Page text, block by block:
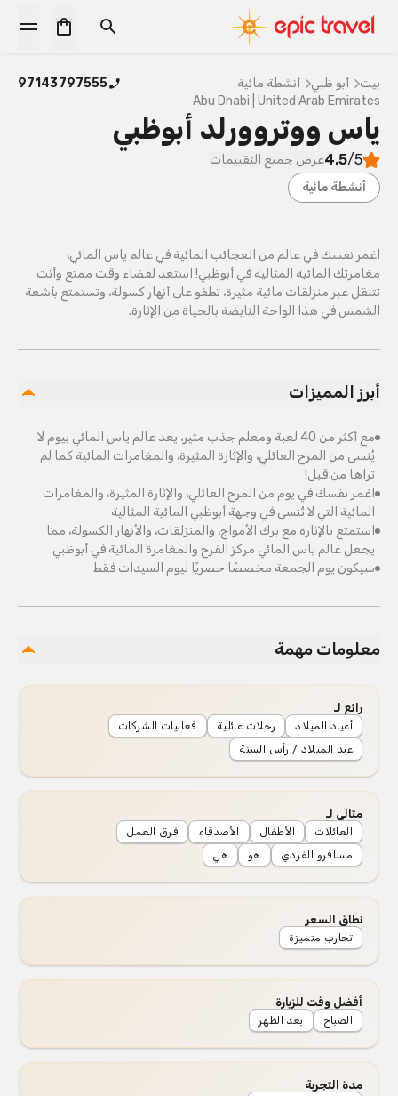
بيت أبو ظبي أنشطة مائية
97143797555
Abu Dhabi | United Arab Emirates
ياس ووتروورلد أبوظبي
4.5/5
عرض جميع التقييمات
أنشطة مائية
اغمر نفسك في عالم من العجائب المائية في عالم ياس المائي،
مغامرتك المائية المثالية في أبوظبي! استعد لقضاء وقت ممتع وأنت
تتنقل عبر منزلقات مائية مثيرة، تطفو على أنهار كسولة، وتستمتع بأشعة
الشمس في هذا الواحة النابضة بالحياة من الإثارة.
أبرز المميزات
مع أكثر من 40 لعبة ومعلم جذب مثير، يعد عالم ياس المائي بيوم لا
يُنسى من المرح العائلي، والإثارة المثيرة، والمغامرات المائية كما لم
تراها من قبل!
اغمر نفسك في يوم من المرح العائلي، والإثارة المثيرة، والمغامرات
المائية التي لا تُنسى في وجهة أبوظبي المائية المثالية
استمتع بالإثارة مع برك الأمواج، والمنزلقات، والأنهار الكسولة، مما
يجعل عالم ياس المائي مركز الفرح والمغامرة المائية في أبوظبي
سيكون يوم الجمعة مخصصًا حصريًا ليوم السيدات فقط
معلومات مهمة
رائع لـ
أعياد الميلاد رحلات عائلية
فعاليات الشركات
عيد الميلاد / رأس السنة
مثالي لـ
العائلات الأطفال الأصدقاء
فرق العمل
مسافرو الفردي
هو هي
نطاق السعر
تجارب متميزة
أفضل وقت للزيارة
الصباح بعد الظهر
مدة التجربة